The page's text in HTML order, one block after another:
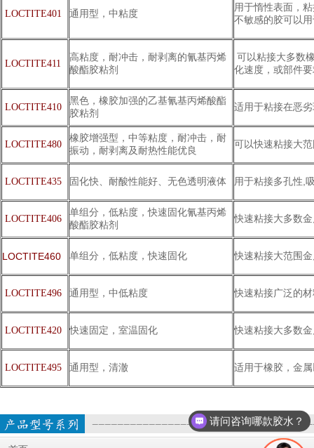
LOCTITE401 通用型，中粘度
用于惰性表面，
不敏感的胶可以
LOCTITE411
高粘度，耐冲击，耐剥离的氰基丙烯
酸酯胶粘剂
可以粘接大多数
化速度，或部件
LOCTITE410
黑色，橡胶加强的乙基氰基丙烯酸酯
胶粘剂
适用于粘接在恶
LOCTITE480
橡胶增强型，中等粘度，耐冲击，耐
振动，耐剥离及耐热性能优良
可以快速粘接大
LOCTITE435 固化快、耐酸性能好、无色透明液体 用于粘接多孔性,
LOCTITE406
单组分，低粘度，快速固化氰基丙烯
酸酯胶粘剂
快速粘接大多数
LOCTITE460 单组分，低粘度，快速固化 快速粘接大范围
LOCTITE496 通用型，中低粘度 快速粘接广泛的
LOCTITE420 快速固定，室温固化 快速粘接大多数
LOCTITE495 通用型，清澈 适用于橡胶，金
请问咨询哪款胶水？